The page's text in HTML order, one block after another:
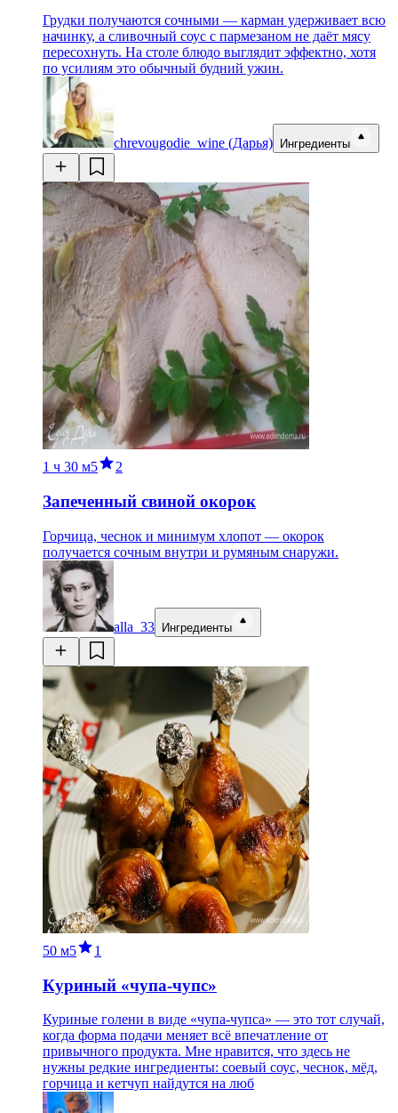
Грудки получаются сочными — карман удерживает всю
начинку, а сливочный соус с пармезаном не даёт мясу
пересохнуть. На столе блюдо выглядит эффектно, хотя
по усилиям это обычный будний ужин.
chrevougodie_wine (Дарья) Ингредиенты
1 ч 30 м5 2
Запеченный свиной окорок
Горчица, чеснок и минимум хлопот — окорок
получается сочным внутри и румяным снаружи.
alla_33 Ингредиенты
50 м5 1
Куриный «чупа-чупс»
Куриные голени в виде «чупа-чупса» — это тот случай,
когда форма подачи меняет всё впечатление от
привычного продукта. Мне нравится, что здесь не
нужны редкие ингредиенты: соевый соус, чеснок, мёд,
горчица и кетчуп найдутся на люб